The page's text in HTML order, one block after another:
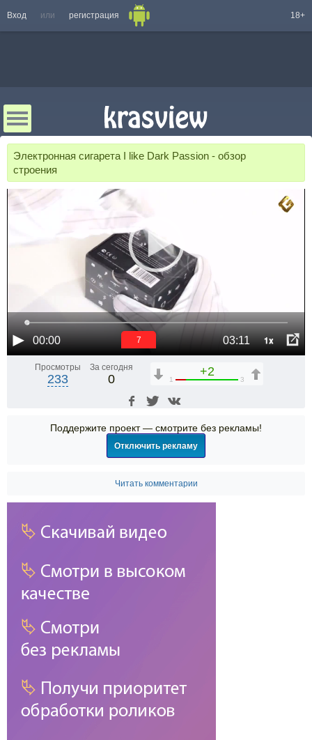
Вход или регистрация 18+
Электронная сигарета I like Dark Passion - обзор
строения
00:00 03:11 1x
6
Просмотры
233
За сегодня
0
+2
1 3
Поддержите проект — смотрите без рекламы!
Отключить рекламу
Читать комментарии